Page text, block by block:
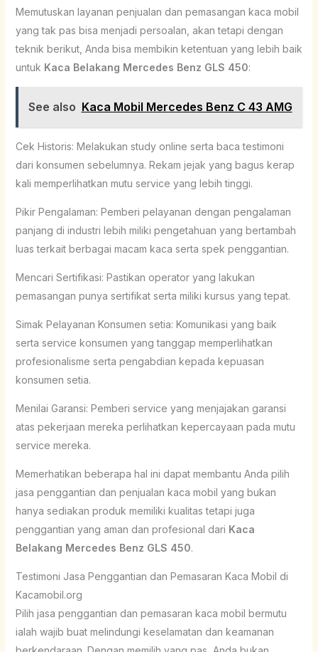
Memutuskan layanan penjualan dan pemasangan kaca mobil
yang tak pas bisa menjadi persoalan, akan tetapi dengan
teknik berikut, Anda bisa membikin ketentuan yang lebih baik
untuk Kaca Belakang Mercedes Benz GLS 450:
See also Kaca Mobil Mercedes Benz C 43 AMG
Cek Historis: Melakukan study online serta baca testimoni
dari konsumen sebelumnya. Rekam jejak yang bagus kerap
kali memperlihatkan mutu service yang lebih tinggi.
Pikir Pengalaman: Pemberi pelayanan dengan pengalaman
panjang di industri lebih miliki pengetahuan yang bertambah
luas terkait berbagai macam kaca serta spek penggantian.
Mencari Sertifikasi: Pastikan operator yang lakukan
pemasangan punya sertifikat serta miliki kursus yang tepat.
Simak Pelayanan Konsumen setia: Komunikasi yang baik
serta service konsumen yang tanggap memperlihatkan
profesionalisme serta pengabdian kepada kepuasan
konsumen setia.
Menilai Garansi: Pemberi service yang menjajakan garansi
atas pekerjaan mereka perlihatkan kepercayaan pada mutu
service mereka.
Memerhatikan beberapa hal ini dapat membantu Anda pilih
jasa penggantian dan penjualan kaca mobil yang bukan
hanya sediakan produk memiliki kualitas tetapi juga
penggantian yang aman dan profesional dari Kaca
Belakang Mercedes Benz GLS 450.
Testimoni Jasa Penggantian dan Pemasaran Kaca Mobil di
Kacamobil.org
Pilih jasa penggantian dan pemasaran kaca mobil bermutu
ialah wajib buat melindungi keselamatan dan keamanan